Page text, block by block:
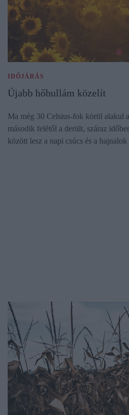
IDŐJÁRÁS
Újabb hőhullám közelít
Ma még 30 Celsius-fok körül alakul
második felétől a derült, száraz
között lesz a napi csúcs és a